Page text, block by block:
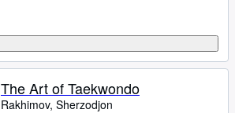
The Art of Taekwondo
Rakhimov, Sherzodjon